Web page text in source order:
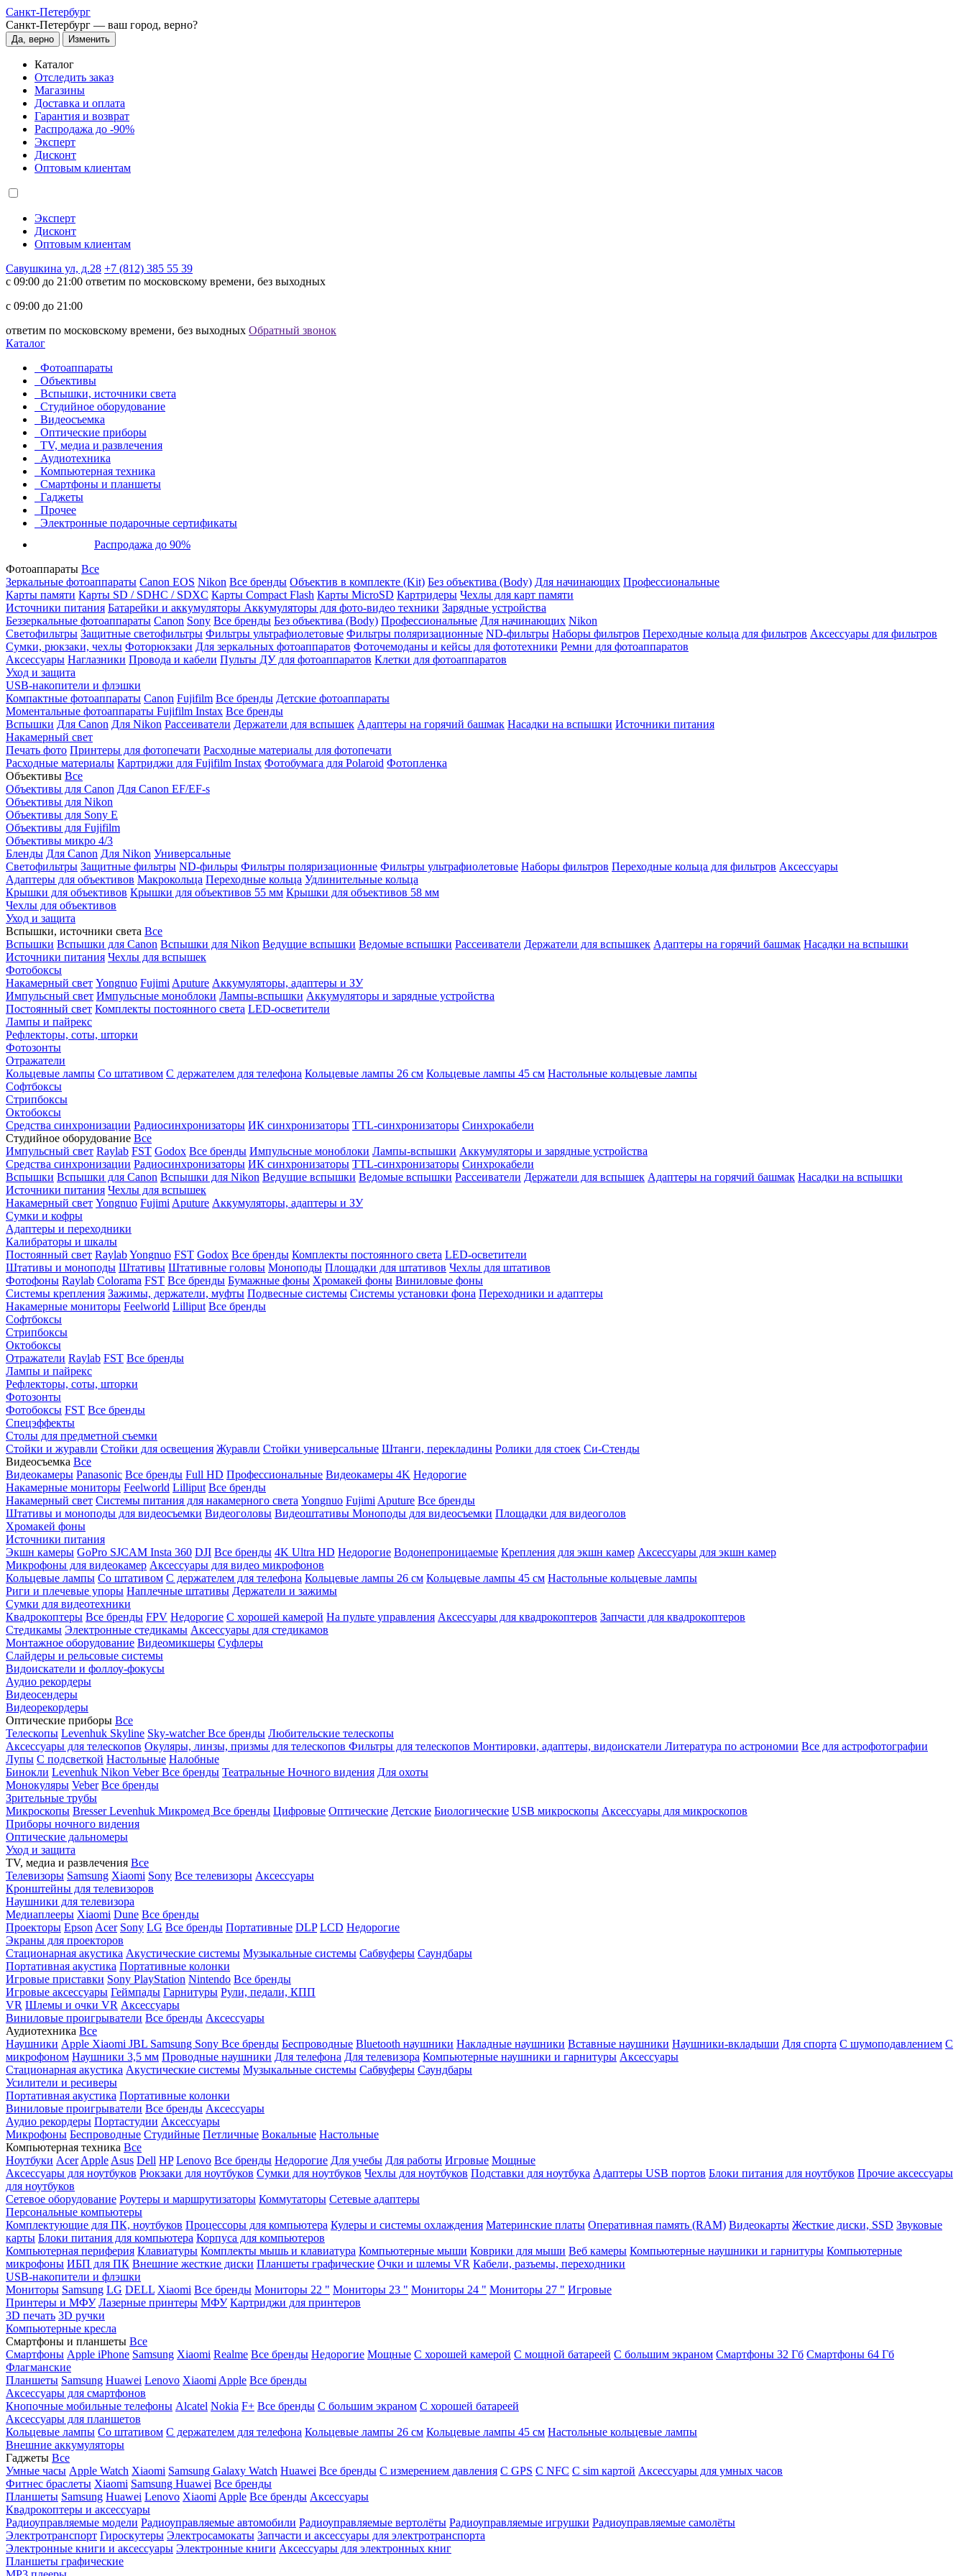
Санкт-Петербург
Санкт-Петербург — ваш город, верно?
Да, верно Изменить
Каталог
Отследить заказ
Магазины
Доставка и оплата
Гарантия и возврат
Распродажа до -90%
Эксперт
Дисконт
Оптовым клиентам
Эксперт
Дисконт
Оптовым клиентам
Савушкина ул, д.28 +7 (812) 385 55 39
c 09:00 до 21:00 ответим по московскому времени, без выходных
c 09:00 до 21:00
ответим по московскому времени, без выходных Обратный звонок
Каталог
Фотоаппараты
Объективы
Вспышки, источники света
Студийное оборудование
Видеосъемка
Оптические приборы
TV, медиа и развлечения
Аудиотехника
Компьютерная техника
Смартфоны и планшеты
Гаджеты
Прочее
Электронные подарочные сертификаты
Распродажа до 90%
Фотоаппараты Все
Зеркальные фотоаппараты Canon EOS Nikon Все бренды Объектив в комплекте (Kit) Без объектива (Body) Для начинающих Профессиональные
Карты памяти Карты SD / SDHC / SDXC Карты Compact Flash Карты MicroSD Картридеры Чехлы для карт памяти
Источники питания Батарейки и аккумуляторы Аккумуляторы для фото-видео техники Зарядные устройства
Беззеркальные фотоаппараты Canon Sony Все бренды Без объектива (Body) Профессиональные Для начинающих Nikon
Светофильтры Защитные светофильтры Фильтры ультрафиолетовые Фильтры поляризационные ND-фильтры Наборы фильтров Переходные кольца для фильтров Аксессуары для фильтров
Сумки, рюкзаки, чехлы Фоторюкзаки Для зеркальных фотоаппаратов Фоточемоданы и кейсы для фототехники Ремни для фотоаппаратов
Аксессуары Наглазники Провода и кабели Пульты ДУ для фотоаппаратов Клетки для фотоаппаратов
Уход и защита
USB-накопители и флэшки
Компактные фотоаппараты Canon Fujifilm Все бренды Детские фотоаппараты
Моментальные фотоаппараты Fujifilm Instax Все бренды
Вспышки Для Canon Для Nikon Рассеиватели Держатели для вспышек Адаптеры на горячий башмак Насадки на вспышки Источники питания
Накамерный свет
Печать фото Принтеры для фотопечати Расходные материалы для фотопечати
Расходные материалы Картриджи для Fujifilm Instax Фотобумага для Polaroid Фотопленка
Объективы Все
Объективы для Canon Для Canon EF/EF-s
Объективы для Nikon
Объективы для Sony E
Объективы для Fujifilm
Объективы микро 4/3
Бленды Для Canon Для Nikon Универсальные
Светофильтры Защитные фильтры ND-фильры Фильтры поляризационные Фильтры ультрафиолетовые Наборы фильтров Переходные кольца для фильтров Аксессуары
Адаптеры для объективов Макрокольца Переходные кольца Удлинительные кольца
Крышки для объективов Крышки для объективов 55 мм Крышки для объективов 58 мм
Чехлы для объективов
Уход и защита
Вспышки, источники света Все
Вспышки Вспышки для Canon Вспышки для Nikon Ведущие вспышки Ведомые вспышки Рассеиватели Держатели для вспышкек Адаптеры на горячий башмак Насадки на вспышки
Источники питания Чехлы для вспышек
Фотобоксы
Накамерный свет Yongnuo Fujimi Aputure Аккумуляторы, адаптеры и ЗУ
Импульсный свет Импульсные моноблоки Лампы-вспышки Аккумуляторы и зарядные устройства
Постоянный свет Комплекты постоянного света LED-осветители
Лампы и пайрекс
Рефлекторы, соты, шторки
Фотозонты
Отражатели
Кольцевые лампы Со штативом С держателем для телефона Кольцевые лампы 26 см Кольцевые лампы 45 см Настольные кольцевые лампы
Софтбоксы
Стрипбоксы
Октобоксы
Средства синхронизации Радиосинхронизаторы ИК синхронизаторы TTL-синхронизаторы Синхрокабели
Студийное оборудование Все
Импульсный свет Raylab FST Godox Все бренды Импульсные моноблоки Лампы-вспышки Аккумуляторы и зарядные устройства
Средства синхронизации Радиосинхронизаторы ИК синхронизаторы TTL-синхронизаторы Синхрокабели
Вспышки Вспышки для Canon Вспышки для Nikon Ведущие вспышки Ведомые вспышки Рассеиватели Держатели для вспышек Адаптеры на горячий башмак Насадки на вспышки
Источники питания Чехлы для вспышек
Накамерный свет Yongnuo Fujimi Aputure Аккумуляторы, адаптеры и ЗУ
Сумки и кофры
Адаптеры и переходники
Калибраторы и шкалы
Постоянный свет RaylabYongnuo FST Godox Все бренды Комплекты постоянного света LED-осветители
Штативы и моноподы Штативы Штативные головы Моноподы Площадки для штативов Чехлы для штативов
Фотофоны Raylab Colorama FST Все бренды Бумажные фоны Хромакей фоны Виниловые фоны
Системы крепления Зажимы, держатели, муфты Подвесные системы Системы установки фона Переходники и адаптеры
Накамерные мониторы Feelworld Lilliput Все бренды
Софтбоксы
Стрипбоксы
Октобоксы
Отражатели Raylab FST Все бренды
Лампы и пайрекс
Рефлекторы, соты, шторки
Фотозонты
Фотобоксы FST Все бренды
Спецэффекты
Столы для предметной съемки
Стойки и журавли Стойки для освещения Журавли Стойки универсальные Штанги, перекладины Ролики для стоек Си-Стенды
Видеосъемка Все
Видеокамеры Panasonic Все бренды Full HD Профессиональные Видеокамеры 4K Недорогие
Накамерные мониторы Feelworld Lilliput Все бренды
Накамерный свет Системы питания для накамерного света Yongnuo Fujimi Aputure Все бренды
Штативы и моноподы для видеосъемки Видеоголовы Видеоштативы Моноподы для видеосъемки Площадки для видеоголов
Хромакей фоны
Источники питания
Экшн камеры GoPro SJCAM Insta 360 DJI Все бренды 4K Ultra HD Недорогие Водонепроницаемые Крепления для экшн камер Аксессуары для экшн камер
Микрофоны для видеокамер Аксессуары для видео микрофонов
Кольцевые лампы Со штативом C держателем для телефона Кольцевые лампы 26 см Кольцевые лампы 45 см Настольные кольцевые лампы
Риги и плечевые упоры Наплечные штативы Держатели и зажимы
Сумки для видеотехники
Квадрокоптеры Все бренды FPV Недорогие С хорошей камерой На пульте управления Аксессуары для квадрокоптеров Запчасти для квадрокоптеров
Стедикамы Электронные стедикамы Аксессуары для стедикамов
Монтажное оборудование Видеомикшеры Суфлеры
Слайдеры и рельсовые системы
Видоискатели и фоллоу-фокусы
Аудио рекордеры
Видеосендеры
Видеорекордеры
Оптические приборы Все
Телескопы Levenhuk Skyline Sky-watcherВсе бренды Любительские телескопы
Аксессуары для телескопов Окуляры, линзы, призмы для телескопов Фильтры для телескопов Монтировки, адаптеры, видоискатели Литература по астрономии Все для астрофотографии
Лупы С подсветкой Настольные Налобные
Бинокли Levenhuk Nikon VeberВсе бренды Театральные Ночного видения Для охоты
Монокуляры Veber Все бренды
Зрительные трубы
Микроскопы BresserLevenhuk Микромед Все бренды Цифровые Оптические Детские Биологические USB микроскопы Аксессуары для микроскопов
Приборы ночного видения
Оптические дальномеры
Уход и защита
TV, медиа и развлечения Все
Телевизоры Samsung Xiaomi Sony Все телевизоры Аксессуары
Кронштейны для телевизоров
Наушники для телевизора
Медиаплееры Xiaomi Dune Все бренды
Проекторы Epson Acer Sony LG Все бренды Портативные DLP LCD Недорогие
Экраны для проекторов
Стационарная акустика Акустические системы Музыкальные системы Сабвуферы Саундбары
Портативная акустика Портативные колонки
Игровые приставки Sony PlayStation Nintendo Все бренды
Игровые аксессуары Геймпады Гарнитуры Рули, педали, КПП
VR Шлемы и очки VR Аксессуары
Виниловые проигрыватели Все бренды Аксессуары
Аудиотехника Все
Наушники Apple Xiaomi JBL Samsung Sony Все бренды Беспроводные Bluetooth наушники Накладные наушники Вставные наушники Наушники-вкладыши Для спорта С шумоподавлением С
микрофоном Наушники 3,5 мм Проводные наушники Для телефона Для телевизора Компьютерные наушники и гарнитуры Аксессуары
Стационарная акустика Акустические системы Музыкальные системы Сабвуферы Саундбары
Усилители и ресиверы
Портативная акустика Портативные колонки
Виниловые проигрыватели Все бренды Аксессуары
Аудио рекордеры Портастудии Аксессуары
Микрофоны Беспроводные Студийные Петличные Вокальные Настольные
Компьютерная техника Все
Ноутбуки Acer Apple Asus Dell HP Lenovo Все бренды Недорогие Для учебы Для работы Игровые Мощные
Аксессуары для ноутбуков Рюкзаки для ноутбуков Сумки для ноутбуков Чехлы для ноутбуков Подставки для ноутбука Адаптеры USB портов Блоки питания для ноутбуков Прочие аксессуары
для ноутбуков
Сетевое оборудование Роутеры и маршрутизаторы Коммутаторы Сетевые адаптеры
Персональные компьютеры
Комплектующие для ПК, ноутбуков Процессоры для компьютера Кулеры и системы охлаждения Материнские платы Оперативная память (RAM) Видеокарты Жесткие диски, SSD Звуковые
карты Блоки питания для компьютера Корпуса для компьютеров
Компьютерная периферия Клавиатуры Комплекты мышь и клавиатура Компьютерные мыши Коврики для мыши Веб камеры Компьютерные наушники и гарнитуры Компьютерные
микрофоны ИБП для ПК Внешние жесткие диски Планшеты графические Очки и шлемы VR Кабели, разъемы, переходники
USB-накопители и флэшки
Мониторы Samsung LG DELL Xiaomi Все бренды Мониторы 22 " Мониторы 23 " Мониторы 24 " Мониторы 27 " Игровые
Принтеры и МФУ Лазерные принтеры МФУ Картриджи для принтеров
3D печать 3D ручки
Компьютерные кресла
Смартфоны и планшеты Все
Смартфоны Apple iPhone Samsung Xiaomi Realme Все бренды Недорогие Мощные С хорошей камерой С мощной батареей С большим экраном Смартфоны 32 Гб Смартфоны 64 Гб
Флагманские
Планшеты Samsung Huawei Lenovo Xiaomi Apple Все бренды
Аксессуары для смартфонов
Кнопочные мобильные телефоны Alcatel Nokia F+ Все бренды С большим экраном С хорошей батареей
Аксессуары для планшетов
Кольцевые лампы Со штативом C держателем для телефона Кольцевые лампы 26 см Кольцевые лампы 45 см Настольные кольцевые лампы
Внешние аккумуляторы
Гаджеты Все
Умные часы Apple Watch Xiaomi Samsung Galaxy Watch Huawei Все бренды C измерением давления C GPS C NFC C sim картой Аксессуары для умных часов
Фитнес браслеты Xiaomi Samsung Huawei Все бренды
Планшеты Samsung Huawei Lenovo Xiaomi Apple Все бренды Аксессуары
Квадрокоптеры и аксессуары
Радиоуправляемые модели Радиоуправляемые автомобили Радиоуправляемые вертолёты Радиоуправляемые игрушки Радиоуправляемые самолёты
Электротранспорт Гироскутеры Электросамокаты Запчасти и аксессуары для электротранспорта
Электронные книги и аксессуары Электронные книги Аксессуары для электронных книг
Планшеты графические